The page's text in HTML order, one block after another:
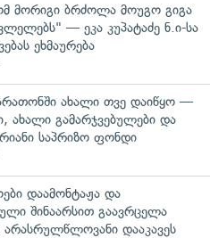
მორიგი ბრძოლა მოუგო გიგა
— ეკა კუპატაძე ნ.ი-სა
ეხმაურება
ახალი თვე დაიწყო —
ახალი გამარჯვებულები და
საპრიზო ფონდი
დაამონტაჟა და
შინაარსით გაავრცელა
დააკავეს